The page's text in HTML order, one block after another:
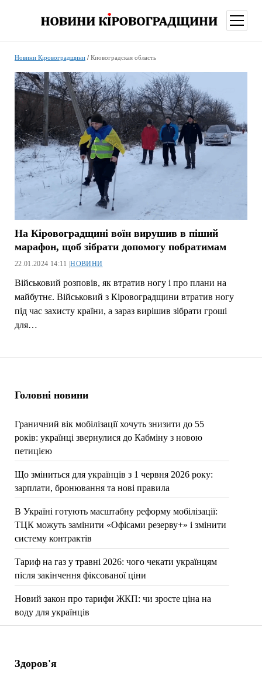
меню
Головні новини
Граничний вік мобілізації хочуть знизити до 55
років: українці звернулися до Кабміну з новою
петицією
Що зміниться для українців з 1 червня 2026 року:
зарплати, бронювання та нові правила
В Україні готують масштабну реформу мобілізації:
ТЦК можуть замінити «Офісами резерву+» і змінити
систему контрактів
Тариф на газ у травні 2026: чого чекати українцям
після закінчення фіксованої ціни
Новий закон про тарифи ЖКП: чи зросте ціна на
воду для українців
Новини Кіровоградщини/ Киовоградская область
На Кіровоградщині воїн вирушив в піший
марафон, щоб зібрати допомогу побратимам
22.01.2024 14:11 |НОВИНИ
Військовий розповів, як втратив ногу і про плани на
майбутнє. Військовий з Кіровоградщини втратив ногу
під час захисту країни, а зараз вирішив зібрати гроші
для…
Здоров'я